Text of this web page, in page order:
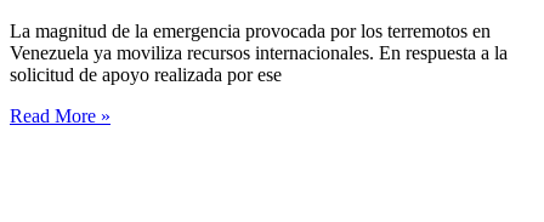
La magnitud de la emergencia provocada por los terremotos en
Venezuela ya moviliza recursos internacionales. En respuesta a la
solicitud de apoyo realizada por ese
Read More »